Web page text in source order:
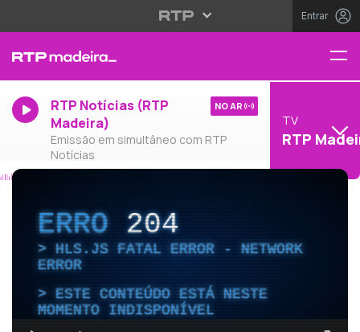
Entrar
RTP Notícias (RTP
Madeira)
Emissão em simultâneo com RTP
Notícias
NO AR
TV
RTP
ERRO204
HLS.JS FATAL ERROR - NETWORK
ERROR
ESTE CONTEÚDO ESTÁ NESTE
MOMENTO INDISPONÍVEL